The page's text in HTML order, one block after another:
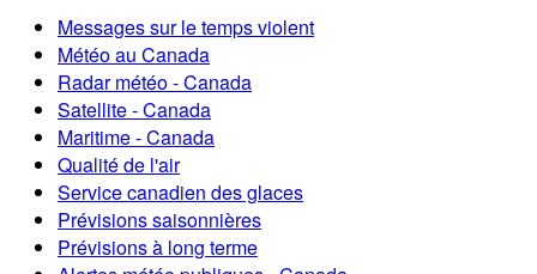
Messages sur le temps violent
Météo au Canada
Radar météo - Canada
Satellite - Canada
Maritime - Canada
Qualité de l'air
Service canadien des glaces
Prévisions saisonnières
Prévisions à long terme